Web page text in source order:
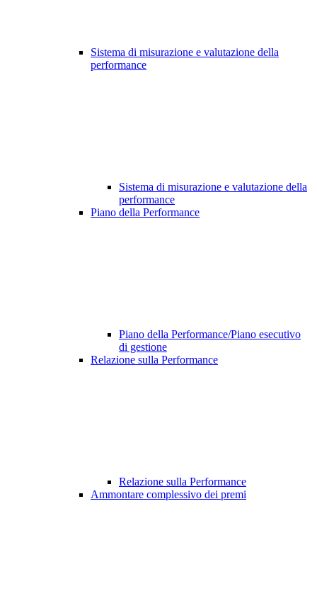
Sistema di misurazione e valutazione della
performance
Sistema di misurazione e valutazione della
performance
Piano della Performance
Piano della Performance/Piano esecutivo
di gestione
Relazione sulla Performance
Relazione sulla Performance
Ammontare complessivo dei premi